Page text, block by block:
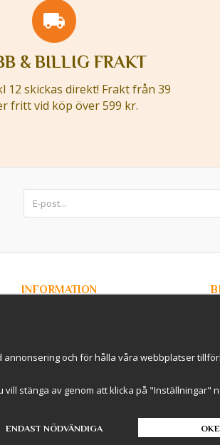
& BILLIG FRAKT
12 skickas direkt! Frakt från 39
fritt vid köp över 599 kr.
INFORMATION
International Shipping
och för hålla våra webbplatser
stänga av genom att klicka på "Inställningar"
ENDAST NÖDVÄNDIGA